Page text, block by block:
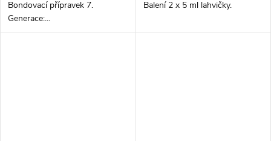
Bondovací přípravek 7.
Generace:...
Balení 2 x 5 ml lahvičky.